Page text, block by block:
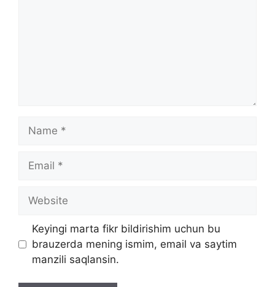
Keyingi marta fikr bildirishim uchun bu
brauzerda mening ismim, email va saytim
manzili saqlansin.